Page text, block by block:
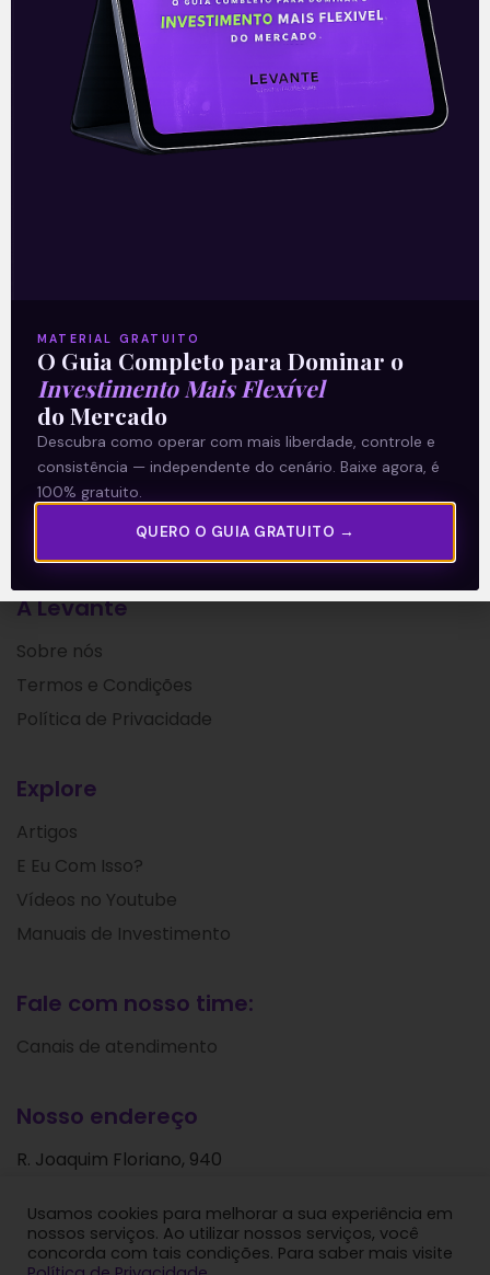
Resultados do JPMorgan
(JPM) do 3T21
Leia mais
13/10/2021
A Levante
Sobre nós
Termos e Condições
Política de Privacidade
Explore
Artigos
E Eu Com Isso?
Vídeos no Youtube
Manuais de Investimento
Fale com nosso time:
Canais de atendimento
Nosso endereço
R. Joaquim Floriano, 940
São Paulo - SP
CEP: 04534-004
Usamos cookies para melhorar a sua experiência em
nossos serviços. Ao utilizar nossos serviços, você
concorda com tais condições. Para saber mais visite
MATERIAL GRATUITO
O Guia Completo para Dominar o
Investimento Mais Flexível
do Mercado
Descubra como operar com mais liberdade, controle e
consistência — independente do cenário. Baixe agora, é
100% gratuito.
QUERO O GUIA GRATUITO →